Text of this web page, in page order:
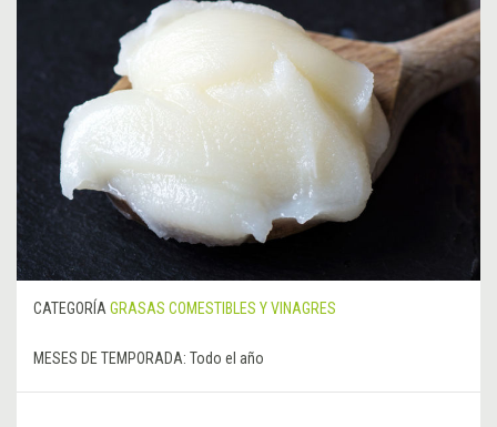
CATEGORÍAGRASAS COMESTIBLES Y VINAGRES
MESES DE TEMPORADA: Todo el año